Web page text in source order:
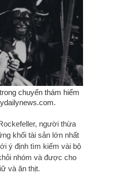
chuyến thám hiểm
người thừa
khối tài sản lớn nhất
ý định tìm kiếm vài bộ
nhóm và được cho
và ăn thịt.